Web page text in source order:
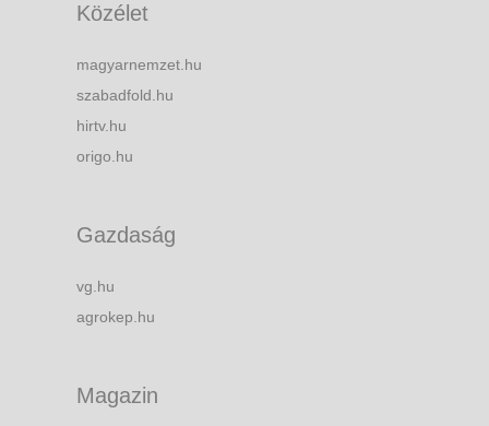
Közélet
magyarnemzet.hu
szabadfold.hu
hirtv.hu
origo.hu
Gazdaság
vg.hu
agrokep.hu
Magazin